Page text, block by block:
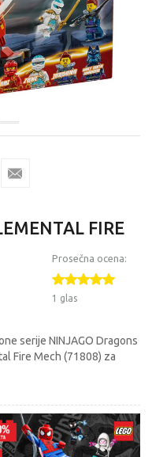
FIRE
Prosečna ocena:
1 glas
serije NINJAGO Dragons
Fire Mech (71808) za